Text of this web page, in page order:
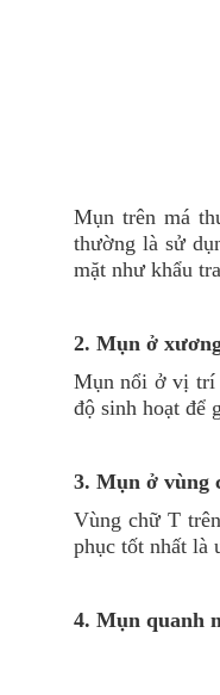
Mụn trên má
thường là sử
mặt như khẩu
2. Mụn ở
Mụn nổi ở vị trí
độ sinh hoạt để
3. Mụn ở vùng
Vùng chữ T
phục tốt nhất là
4. Mụn quanh